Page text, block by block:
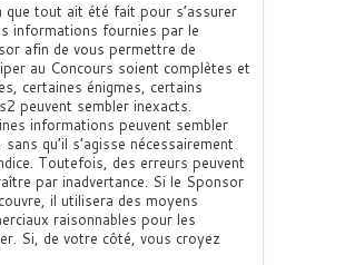
que tout ait été fait pour s’assurer
informations fournies par le
afin de vous permettre de
au Concours soient complètes et
certaines énigmes, certains
peuvent sembler inexacts.
informations peuvent sembler
sans qu’il s’agisse nécessairement
Toutefois, des erreurs peuvent
par inadvertance. Si le Sponsor
il utilisera des moyens
raisonnables pour les
Si, de votre côté, vous croyez